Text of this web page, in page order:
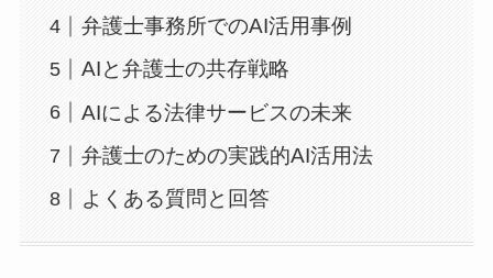
弁護士事務所でのAI活用事例
AIと弁護士の共存戦略
AIによる法律サービスの未来
弁護士のための実践的AI活用法
よくある質問と回答